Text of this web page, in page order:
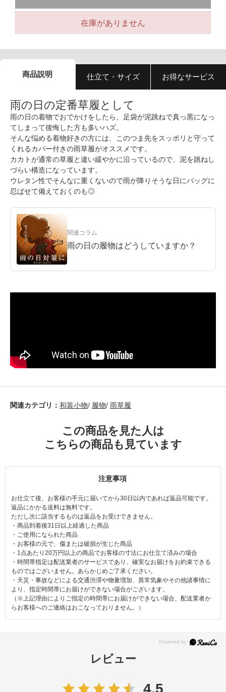
在庫がありません
商品説明 仕立て・サイズ お得なサービス
雨の日の定番草履として
雨の日の着物でおでかけをしたら、足袋が泥跳ねで真っ黒になっ
てしまって後悔した方も多いハズ。
そんな悩める着物好きの方には、このつま先をスッポリと守って
くれるカバー付きの雨草履がオススメです。
カカトが通常の草履と違い緩やかに沿っているので、泥を跳ねし
づらい構造になっています。
ウレタン性でそんなに重くないので雨が降りそうな日にバッグに
忍ばせて備えておくのも◎
関連コラム
雨の日の履物はどうしていますか？
関連カテゴリ： 和装小物/ 履物/ 雨草履
この商品を見た人は
こちらの商品も見ています
注意事項
お仕立て後、お客様の手元に届いてから30日以内であれば返品可能です。
返品にかかる送料は無料です。
ただし次に該当するものは返品をお受けできません。
・商品到着後31日以上経過した商品
・ご使用になられた商品
・お客様の元で、傷または破損が生じた商品
・1点あたり20万円以上の商品でお客様の寸法にお仕立て済みの場合
・時間帯指定は配送業者のサービスであり、確実なお届けをお約束できる
ものではございません。あらかじめご了承ください。
・天災・事故などによる交通渋滞や物量増加、異常気象やその他諸事情に
より、指定時間帯にお届けができない場合がございます。
（※上記理由によりご指定の時間帯にお届けができない場合、配送業者か
らお客様へのご連絡はおこなっておりません。）
レビュー
4.5